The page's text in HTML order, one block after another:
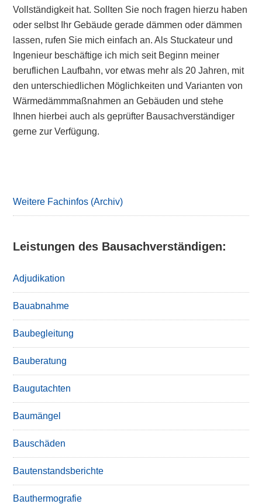
Vollständigkeit hat. Sollten Sie noch fragen hierzu haben
oder selbst Ihr Gebäude gerade dämmen oder dämmen
lassen, rufen Sie mich einfach an. Als Stuckateur und
Ingenieur beschäftige ich mich seit Beginn meiner
beruflichen Laufbahn, vor etwas mehr als 20 Jahren, mit
den unterschiedlichen Möglichkeiten und Varianten von
Wärmedämmmaßnahmen an Gebäuden und stehe
Ihnen hierbei auch als geprüfter Bausachverständiger
gerne zur Verfügung.
Weitere Fachinfos (Archiv)
Leistungen des Bausachverständigen:
Adjudikation
Bauabnahme
Baubegleitung
Bauberatung
Baugutachten
Baumängel
Bauschäden
Bautenstandsberichte
Bauthermografie